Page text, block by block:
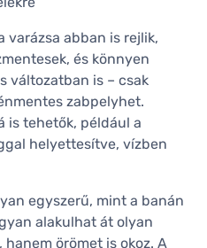
varázsa abban is rejlik,
és könnyen
változatban is – csak
zabpelyhet.
is tehetők, például a
helyettesítve, vízben
egyszerű, mint a banán
alakulhat át olyan
örömet is okoz. A